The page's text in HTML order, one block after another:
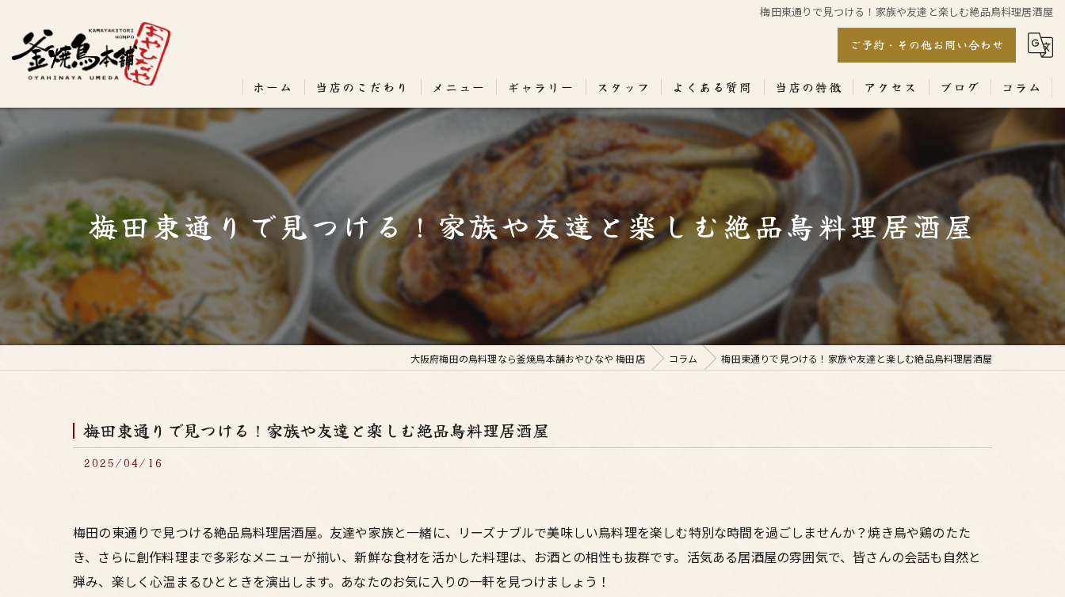
梅田東通りで見つける！家族や友達と楽しむ絶品鳥料理居酒屋
ご予約・その他お問い合わせ
ホーム 当店のこだわり メニュー ギャラリー スタッフ よくある質問 当店の特徴
居酒屋
専門店
ランチ
テイクアウト
コース
アクセス ブログ コラム
梅田東通りで見つける！家族や友達と楽しむ絶品鳥料理居酒屋
大阪府梅田の鳥料理なら釜焼鳥本舗おやひなや 梅田店 コラム 梅田東通りで見つける！家族や友達と楽しむ絶品鳥料理居酒屋
梅田東通りで見つける！家族や友達と楽しむ絶品鳥料理居酒屋
2025/04/16
梅田の東通りで見つける絶品鳥料理居酒屋。友達や家族と一緒に、リーズナブルで美味しい鳥料理を楽しむ特別な時間を過ごしませんか？焼き鳥や鶏のたた
き、さらに創作料理まで多彩なメニューが揃い、新鮮な食材を活かした料理は、お酒との相性も抜群です。活気ある居酒屋の雰囲気で、皆さんの会話も自然と
弾み、楽しく心温まるひとときを演出します。あなたのお気に入りの一軒を見つけましょう！